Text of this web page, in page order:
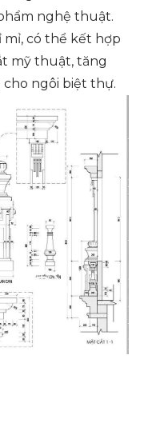
nghệ thuật.
mỉ, có thể kết hợp
mỹ thuật, tăng
cho ngôi biệt thự.